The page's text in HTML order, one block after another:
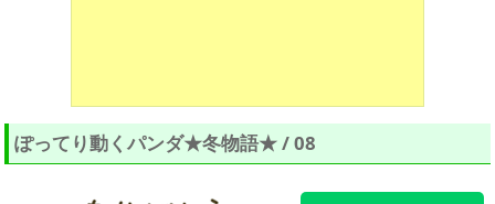
ぽってり動くパンダ★冬物語★ / 08